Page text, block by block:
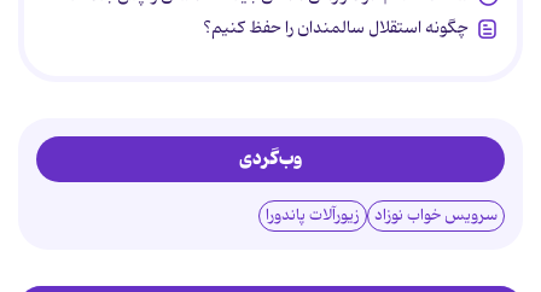
چگونه استقلال سالمندان را حفظ کنیم؟
وب‌گردی
سرویس خواب نوزاد زیورآلات پاندورا